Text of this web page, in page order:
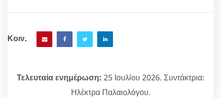
Κοιν.
Τελευταία ενημέρωση: 25 Ιουλίου 2026. Συντάκτρια:
Ηλέκτρα Παλαιολόγου.